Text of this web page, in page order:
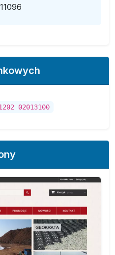
02013100